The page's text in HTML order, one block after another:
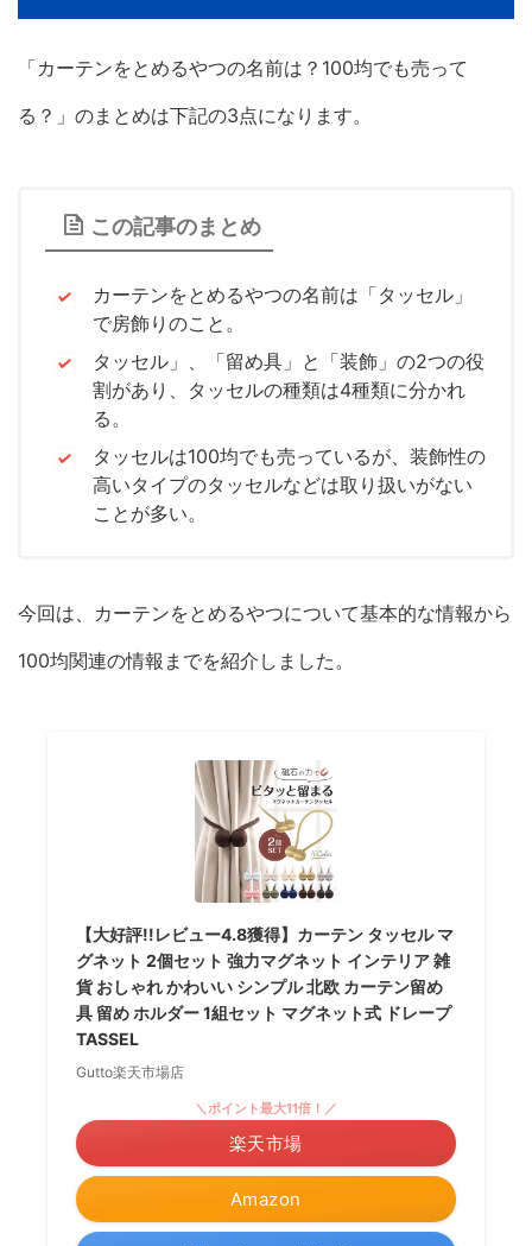
「カーテンをとめるやつの名前は？100均でも売って
る？」のまとめは下記の3点になります。
この記事のまとめ
カーテンをとめるやつの名前は「タッセル」
で房飾りのこと。
タッセル」、「留め具」と「装飾」の2つの役
割があり、タッセルの種類は4種類に分かれ
る。
タッセルは100均でも売っているが、装飾性の
高いタイプのタッセルなどは取り扱いがない
ことが多い。
今回は、カーテンをとめるやつについて基本的な情報から
100均関連の情報までを紹介しました。
【大好評!!レビュー4.8獲得】カーテン タッセル マ
グネット 2個セット 強力マグネット インテリア 雑
貨 おしゃれ かわいい シンプル 北欧 カーテン留め
具 留め ホルダー 1組セット マグネット式 ドレープ
TASSEL
Gutto楽天市場店
Amazon
＼ポイント最大11倍！／
楽天市場